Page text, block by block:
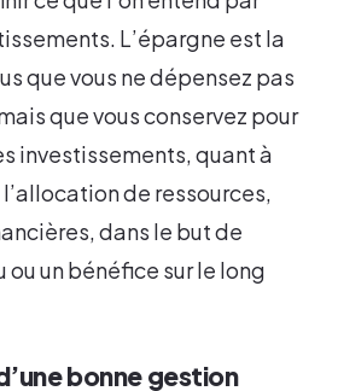
L’épargne est la
que vous ne dépensez pas
que vous conservez pour
investissements, quant à
de ressources,
dans le but de
ou un bénéfice sur le long
bonne gestion